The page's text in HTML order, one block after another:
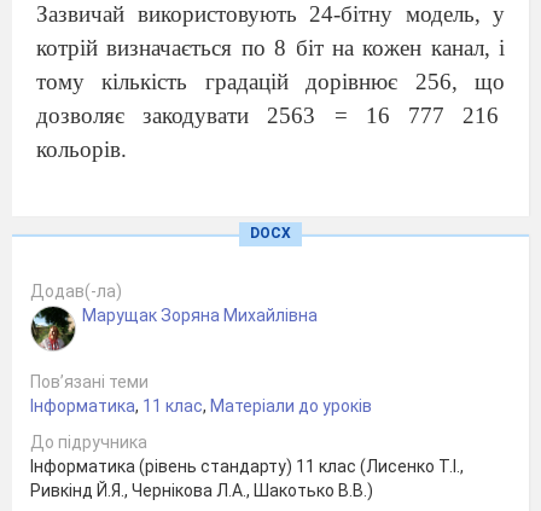
Зазвичай використовують 24-бітну модель, у
котрій визначається по 8 біт на кожен канал, і
тому кількість градацій дорівнює 256, що
дозволяє закодувати 2563 = 16 777 216
кольорів.
представляти та відображати зображення в
комп'ютери, хоча її також застосовували у
традиційній фотографії. Вже до електронного
віку, модель RGB мала за собою серйозну
теорію, засновану на сприйнятті кольорів
людиною.
Три головних кольори утворюють ще три
DOCX
Додав(-ла)
Марущак Зоряна Михайлівна
Пов’язані теми
Інформатика, 11 клас, Матеріали до уроків
До підручника
Інформатика (рівень стандарту) 11 клас (Лисенко Т.І.,
Ривкінд Й.Я., Чернікова Л.А., Шакотько В.В.)